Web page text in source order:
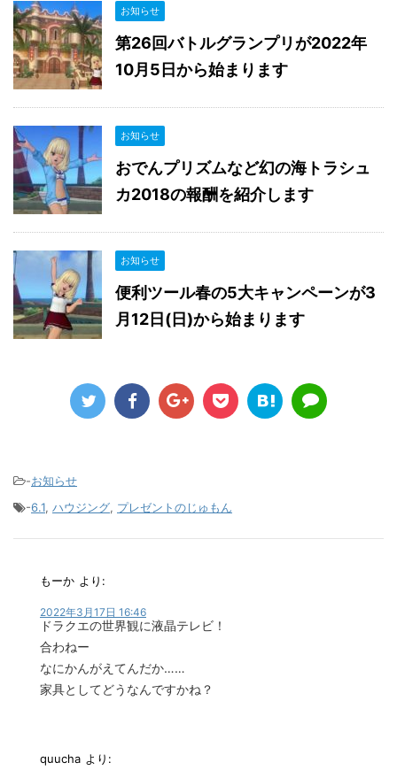
お知らせ
第26回バトルグランプリが2022年
10月5日から始まります
お知らせ
おでんプリズムなど幻の海トラシュ
カ2018の報酬を紹介します
お知らせ
便利ツール春の5大キャンペーンが3
月12日(日)から始まります
-お知らせ
-6.1, ハウジング, プレゼントのじゅもん
もーか より:
2022年3月17日 16:46
ドラクエの世界観に液晶テレビ！
合わねー
なにかんがえてんだか……
家具としてどうなんですかね？
quucha より: